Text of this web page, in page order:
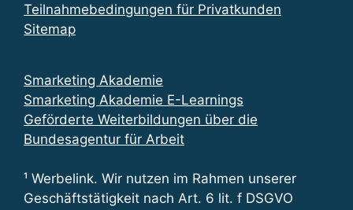
Teilnahmebedingungen für Privatkunden
Sitemap
Smarketing Akademie
Smarketing Akademie E-Learnings
Geförderte Weiterbildungen über die
Bundesagentur für Arbeit
¹ Werbelink. Wir nutzen im Rahmen unserer
Geschäftstätigkeit nach Art. 6 lit. f DSGVO